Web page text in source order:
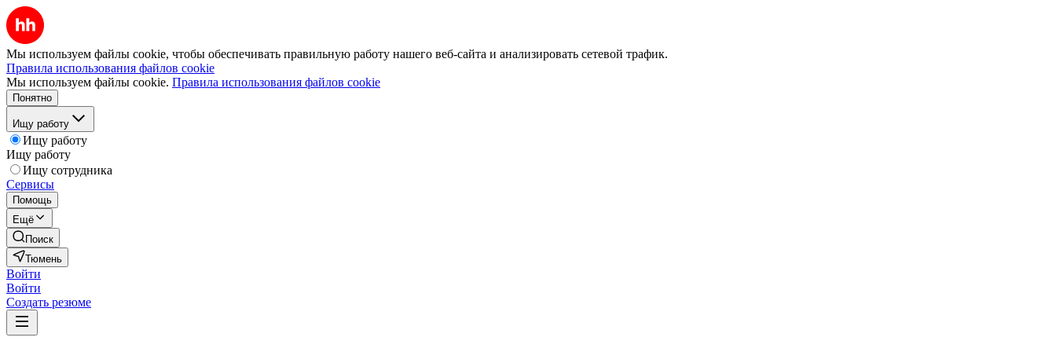
Мы используем файлы cookie, чтобы обеспечивать правильную работу нашего веб-сайта и анализировать сетевой трафик.
Правила использования файлов cookie
Мы используем файлы cookie. Правила использования файлов cookie
Понятно
Ищу работу
Ищу работу
Ищу работу
Ищу сотрудника
Сервисы
Помощь
Ещё
Поиск
Тюмень
Войти
Войти
Создать резюме